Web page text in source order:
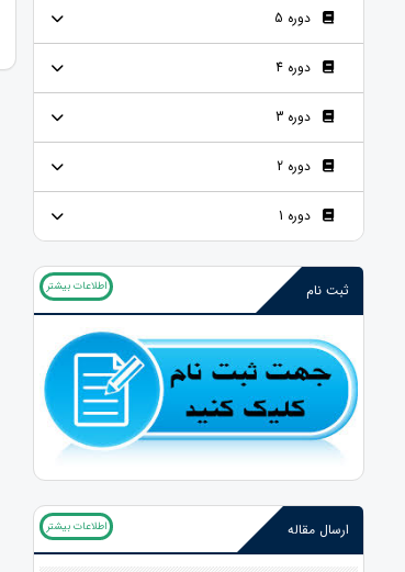
دوره 5
دوره 4
دوره 3
دوره 2
دوره 1
ثبت نام اطلاعات بیشتر
ارسال مقاله اطلاعات بیشتر